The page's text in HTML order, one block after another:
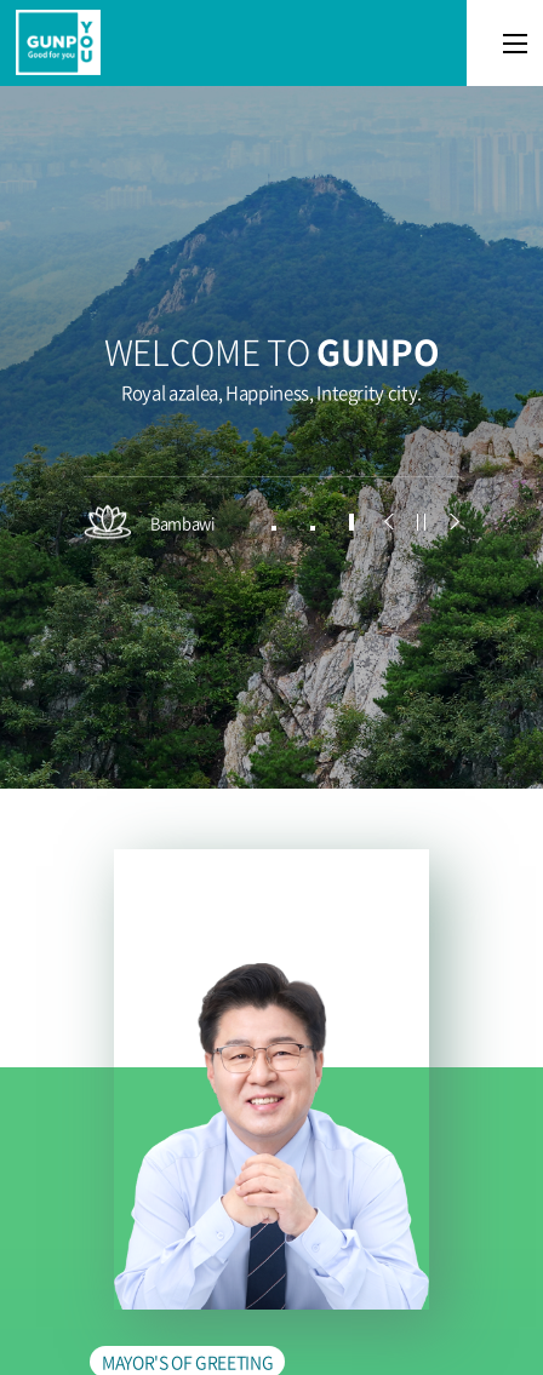
WELCOME TOGUNPO
Royal azalea, Happiness, Integrity city.
Bambawi
MAYOR'S OF GREETING